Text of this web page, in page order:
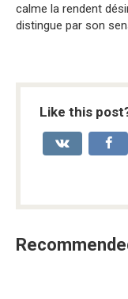
calme la rendent
distingue par son
Like this